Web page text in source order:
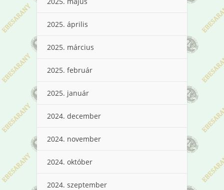
2025. április
2025. március
2025. február
2025. január
2024. december
2024. november
2024. október
2024. szeptember